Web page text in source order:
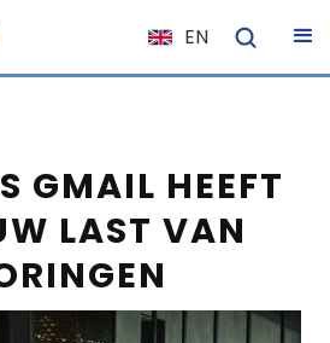
EN
NL
ES
DE
PL
GMAIL HEEFT
LAST VAN